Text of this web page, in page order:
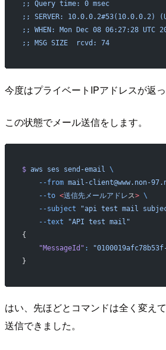
;; Query time: 0 msec
;; SERVER: 10.0.0.2#53(10.0.0.2)
;; WHEN: Mon Dec 08 06:27:28 UTC
;; MSG SIZE  rcvd: 74
今度はプライベートIPアドレスが返っ
この状態でメール送信をします。
$ aws ses send-email
\
    --from
mail-client@www.non-
    --to
<送信先メールアドレ ス> \
    --subject
"api test mail
    --text
"API test mail"
{
    "MessageId"
:
}
はい、先ほどとコマンドは全く変え
送信できました。